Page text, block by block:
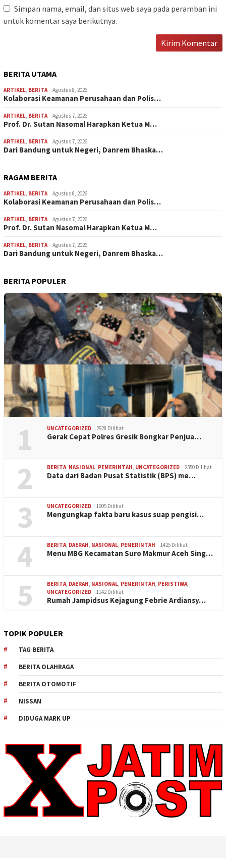
Simpan nama, email, dan situs web saya pada peramban ini
untuk komentar saya berikutnya.
BERITA UTAMA
ARTIKEL BERITA Agustus 8, 2026
Kolaborasi Keamanan Perusahaan dan Polis…
ARTIKEL BERITA Agustus 7, 2026
Prof. Dr. Sutan Nasomal Harapkan Ketua M…
ARTIKEL BERITA Agustus 7, 2026
Dari Bandung untuk Negeri, Danrem Bhaska…
RAGAM BERITA
ARTIKEL BERITA Agustus 8, 2026
Kolaborasi Keamanan Perusahaan dan Polis…
ARTIKEL BERITA Agustus 7, 2026
Prof. Dr. Sutan Nasomal Harapkan Ketua M…
ARTIKEL BERITA Agustus 7, 2026
Dari Bandung untuk Negeri, Danrem Bhaska…
BERITA POPULER
1 UNCATEGORIZED 2928 Dilihat
Gerak Cepat Polres Gresik Bongkar Penjua…
2 BERITA NASIONAL PEMERINTAH UNCATEGORIZED 2350 Dilihat
Data dari Badan Pusat Statistik (BPS) me…
3 UNCATEGORIZED 1905 Dilihat
Mengungkap fakta baru kasus suap pengisi…
4 BERITA DAERAH NASIONAL PEMERINTAH 1425 Dilihat
Menu MBG Kecamatan Suro Makmur Aceh Sing…
5 BERITA DAERAH NASIONAL PEMERINTAH PERISTIWA
UNCATEGORIZED
1142 Dilihat
Rumah Jampidsus Kejagung Febrie Ardiansy…
TOPIK POPULER
TAG BERITA
BERITA OLAHRAGA
BERITA OTOMOTIF
NISSAN
DIDUGA MARK UP